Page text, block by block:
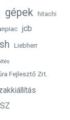
gépek hitachi
jcb
Liebherr
Fejlesztő Zrt.